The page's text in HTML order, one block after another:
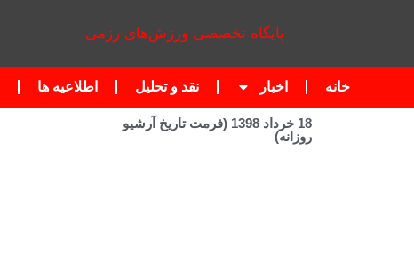
پایگاه تخصصی ورزش‌های رزمی
خانه اخبار نقد و تحلیل اطلاعیه ها
18 خرداد 1398 (فرمت تاریخ آرشیو
روزانه)